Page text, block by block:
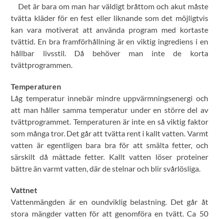
Det är bara om man har väldigt bråttom och akut måste
tvätta kläder för en fest eller liknande som det möjligtvis
kan vara motiverat att använda program med kortaste
tvättid. En bra framförhållning är en viktig ingrediens i en
hållbar livsstil. Då behöver man inte de korta
tvättprogrammen.
Temperaturen
Låg temperatur innebär mindre uppvärmningsenergi och
att man håller samma temperatur under en större del av
tvättprogrammet. Temperaturen är inte en så viktig faktor
som många tror. Det går att tvätta rent i kallt vatten. Varmt
vatten är egentligen bara bra för att smälta fetter, och
särskilt då mättade fetter. Kallt vatten löser proteiner
bättre än varmt vatten, där de stelnar och blir svårlösliga.
Vattnet
Vattenmängden är en oundviklig belastning. Det går åt
stora mängder vatten för att genomföra en tvätt. Ca 50